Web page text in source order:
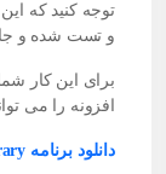
و تست شده و
افزونه را می
دانلود برنامه wp ftp media library